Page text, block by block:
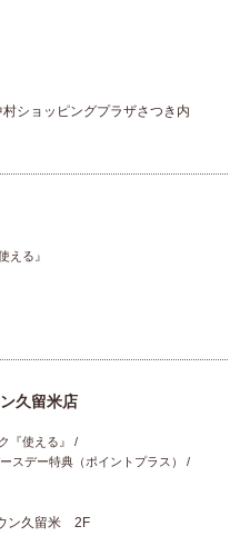
ショッピングプラザさつき内
える』
久留米店
『使える』
スデー特典（ポイントプラス）
ン久留米 2F